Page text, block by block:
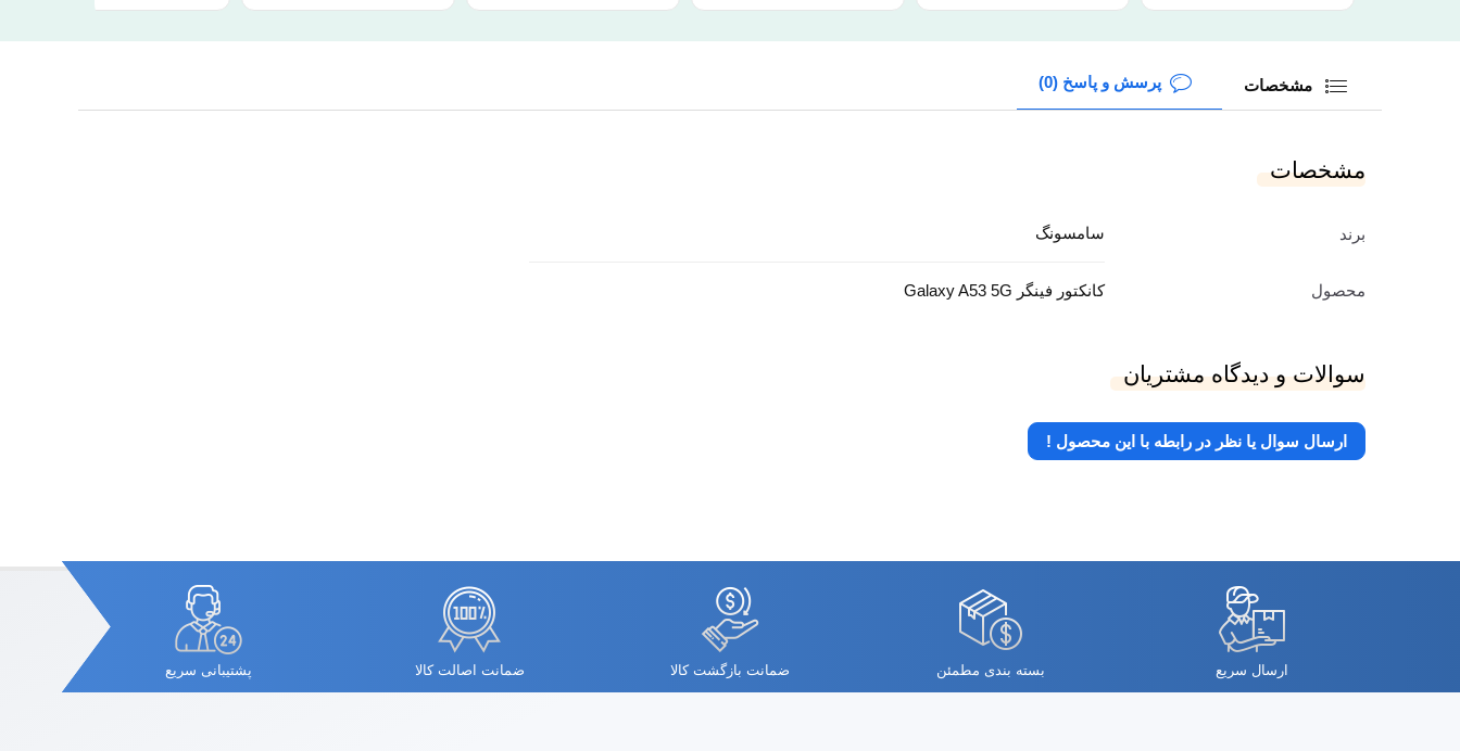
مشخصات پرسش و پاسخ (0)
مشخصات
برند سامسونگ
محصول کانکتور فینگر Galaxy A53 5G
سوالات و دیدگاه مشتریان
ارسال سوال یا نظر در رابطه با این محصول !
ارسال سریع بسته بندی مطمئن ضمانت بازگشت کالا ضمانت اصالت کالا پشتیبانی سریع